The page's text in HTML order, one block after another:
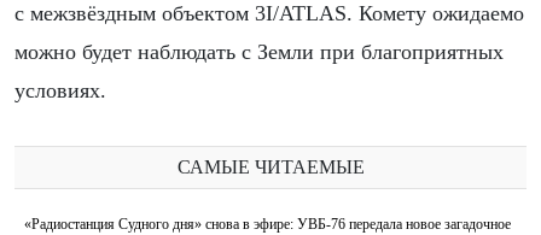
с межзвёздным объектом 3I/ATLAS. Комету ожидаемо
можно будет наблюдать с Земли при благоприятных
условиях.
САМЫЕ ЧИТАЕМЫЕ
«Радиостанция Судного дня» снова в эфире: УВБ-76 передала новое загадочное